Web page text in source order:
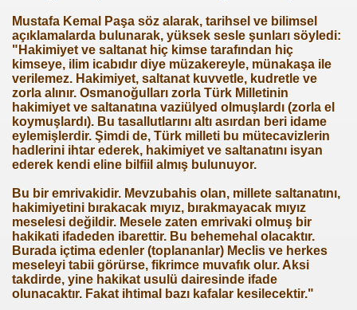
Mustafa Kemal Paşa söz alarak, tarihsel ve bilimsel
açıklamalarda bulunarak, yüksek sesle şunları söyledi:
"Hakimiyet ve saltanat hiç kimse tarafından hiç
kimseye, ilim icabıdır diye müzakereyle, münakaşa ile
verilemez. Hakimiyet, saltanat kuvvetle, kudretle ve
zorla alınır. Osmanoğulları zorla Türk Milletinin
hakimiyet ve saltanatına vaziülyed olmuşlardı (zorla el
koymuşlardı). Bu tasallutlarını altı asırdan beri idame
eylemişlerdir. Şimdi de, Türk milleti bu mütecavizlerin
hadlerini ihtar ederek, hakimiyet ve saltanatını isyan
ederek kendi eline bilfiil almış bulunuyor.
Bu bir emrivakidir. Mevzubahis olan, millete saltanatını,
hakimiyetini bırakacak mıyız, bırakmayacak mıyız
meselesi değildir. Mesele zaten emrivaki olmuş bir
hakikati ifadeden ibarettir. Bu behemehal olacaktır.
Burada içtima edenler (toplananlar) Meclis ve herkes
meseleyi tabii görürse, fikrimce muvafık olur. Aksi
takdirde, yine hakikat usulü dairesinde ifade
olunacaktır. Fakat ihtimal bazı kafalar kesilecektir."